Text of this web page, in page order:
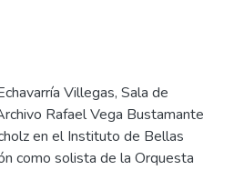
Villegas, Sala de
Rafael Vega Bustamante
en el Instituto de Bellas
como solista de la Orquesta